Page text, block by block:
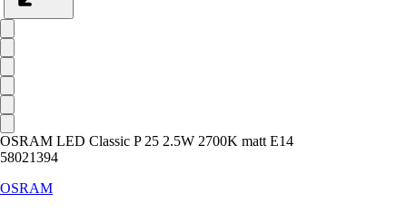
OSRAM LED Classic P 25 2.5W 2700K matt E14
58021394
OSRAM